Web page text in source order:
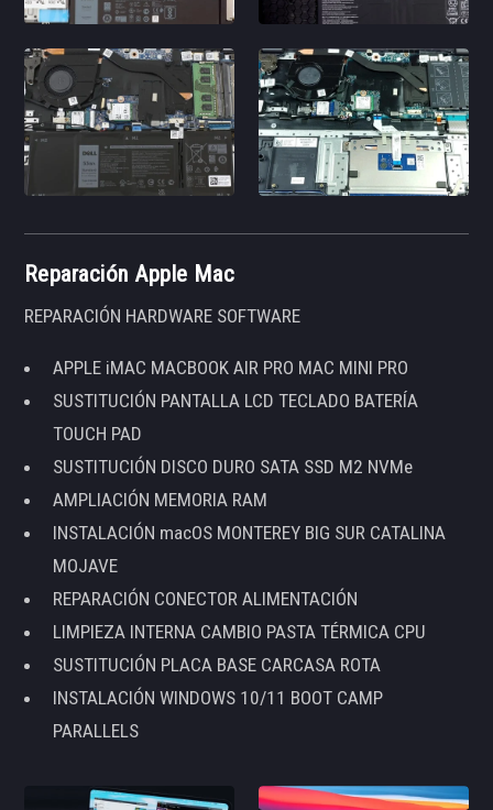
Reparación Apple Mac
REPARACIÓN HARDWARE SOFTWARE
APPLE iMAC MACBOOK AIR PRO MAC MINI PRO
SUSTITUCIÓN PANTALLA LCD TECLADO BATERÍA
TOUCH PAD
SUSTITUCIÓN DISCO DURO SATA SSD M2 NVMe
AMPLIACIÓN MEMORIA RAM
INSTALACIÓN macOS MONTEREY BIG SUR CATALINA
MOJAVE
REPARACIÓN CONECTOR ALIMENTACIÓN
LIMPIEZA INTERNA CAMBIO PASTA TÉRMICA CPU
SUSTITUCIÓN PLACA BASE CARCASA ROTA
INSTALACIÓN WINDOWS 10/11 BOOT CAMP
PARALLELS